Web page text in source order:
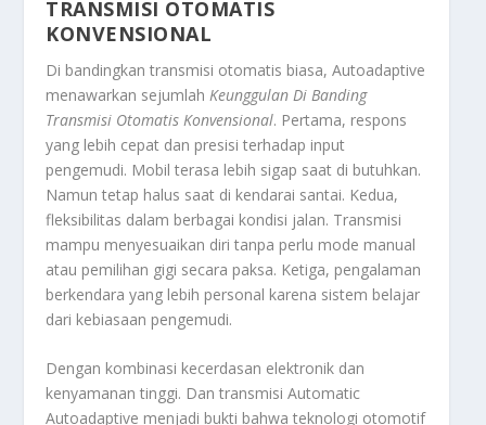
TRANSMISI OTOMATIS
KONVENSIONAL
Di bandingkan transmisi otomatis biasa, Autoadaptive
menawarkan sejumlah Keunggulan Di Banding
Transmisi Otomatis Konvensional. Pertama, respons
yang lebih cepat dan presisi terhadap input
pengemudi. Mobil terasa lebih sigap saat di butuhkan.
Namun tetap halus saat di kendarai santai. Kedua,
fleksibilitas dalam berbagai kondisi jalan. Transmisi
mampu menyesuaikan diri tanpa perlu mode manual
atau pemilihan gigi secara paksa. Ketiga, pengalaman
berkendara yang lebih personal karena sistem belajar
dari kebiasaan pengemudi.
Dengan kombinasi kecerdasan elektronik dan
kenyamanan tinggi. Dan transmisi Automatic
Autoadaptive menjadi bukti bahwa teknologi otomotif